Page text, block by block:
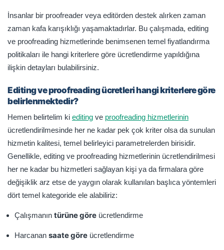
İnsanlar bir proofreader veya editörden destek alırken zaman
zaman kafa karışıklığı yaşamaktadırlar. Bu çalışmada, editing
ve proofreading hizmetlerinde benimsenen temel fiyatlandırma
politikaları ile hangi kriterlere göre ücretlendirme yapıldığına
ilişkin detayları bulabilirsiniz.
Editing ve proofreading ücretleri hangi kriterlere göre
belirlenmektedir?
Hemen belirtelim ki editing ve proofreading hizmetlerinin
ücretlendirilmesinde her ne kadar pek çok kriter olsa da sunulan
hizmetin kalitesi, temel belirleyici parametrelerden birisidir.
Genellikle, editing ve proofreading hizmetlerinin ücretlendirilmesi
her ne kadar bu hizmetleri sağlayan kişi ya da firmalara göre
değişiklik arz etse de yaygın olarak kullanılan başlıca yöntemleri
dört temel kategoride ele alabiliriz:
Çalışmanın türüne göre ücretlendirme
Harcanan saate göre ücretlendirme